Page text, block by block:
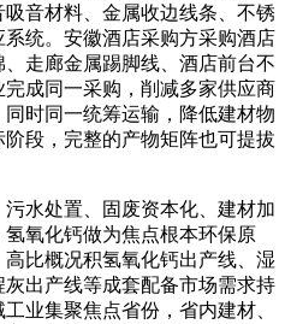
音材料、金属收边线条、不锈
统。安徽酒店采购方采购酒店
走廊金属踢脚线、酒店前台不
成同一采购，削减多家供应商
时同一统筹运输，降低建材物
段，完整的产物矩阵也可提拔
水处置、固废资本化、建材加
氧化钙做为焦点根本环保原
比概况积氢氧化钙出产线、湿
出产线等成套配备市场需求持
业集聚焦点省份，省内建材、